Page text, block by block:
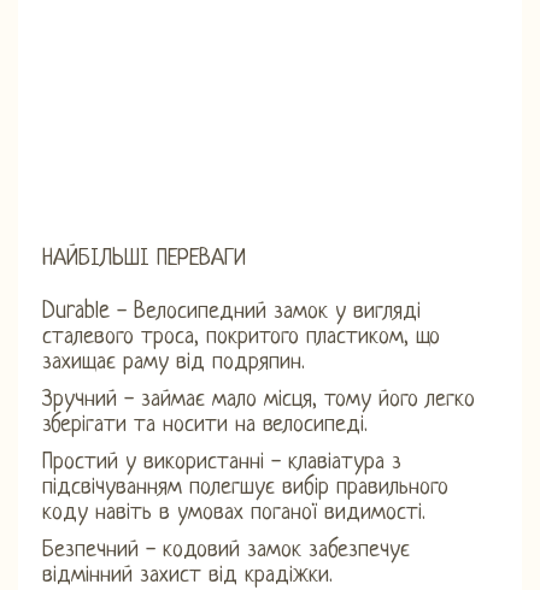
НАЙБІЛЬШІ ПЕРЕВАГИ
Durable - Велосипедний замок у вигляді
сталевого троса, покритого пластиком, що
захищає раму від подряпин.
Зручний - займає мало місця, тому його легко
зберігати та носити на велосипеді.
Простий у використанні - клавіатура з
підсвічуванням полегшує вибір правильного
коду навіть в умовах поганої видимості.
Безпечний - кодовий замок забезпечує
відмінний захист від крадіжки.